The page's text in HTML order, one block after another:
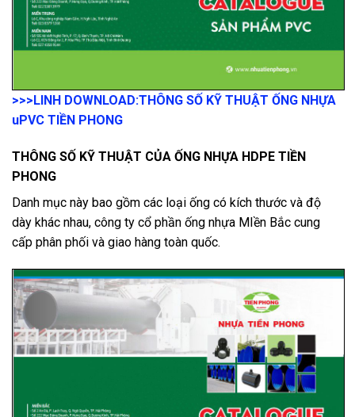
>>>LINH DOWNLOAD:THÔNG SỐ KỸ THUẬT ỐNG NHỰA
uPVC TIỀN PHONG
THÔNG SỐ KỸ THUẬT CỦA ỐNG NHỰA HDPE TIỀN
PHONG
Danh mục này bao gồm các loại ống có kích thước và độ
dày khác nhau, công ty cổ phần ống nhựa MIền Bắc cung
cấp phân phối và giao hàng toàn quốc.